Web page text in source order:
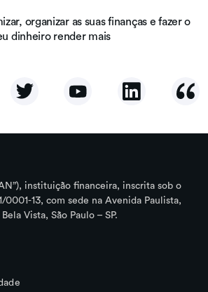
organizar as suas finanças e fazer o
dinheiro render mais
instituição financeira, inscrita sob o
0001-13, com sede na Avenida Paulista,
Vista, São Paulo – SP.